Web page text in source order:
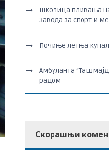
Школица пливања
Завода за спорт и
Почиње летња
Амбуланта
радом
Скорашњи